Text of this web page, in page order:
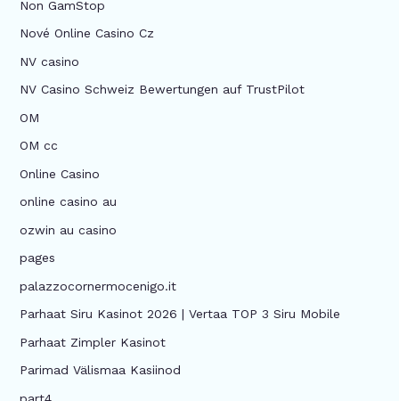
Non GamStop
Nové Online Casino Cz
NV casino
NV Casino Schweiz Bewertungen auf TrustPilot
OM
OM cc
Online Casino
online casino au
ozwin au casino
pages
palazzocornermocenigo.it
Parhaat Siru Kasinot 2026 | Vertaa TOP 3 Siru Mobile
Parhaat Zimpler Kasinot
Parimad Välismaa Kasiinod
part4